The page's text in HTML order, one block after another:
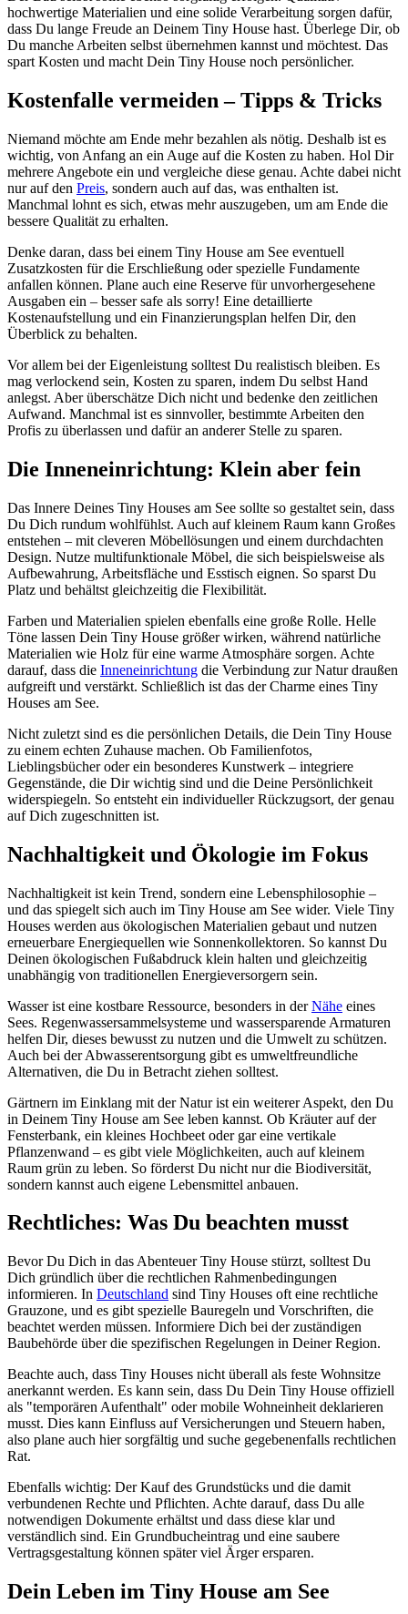
hochwertige Materialien und eine solide Verarbeitung sorgen dafür,
dass Du lange Freude an Deinem Tiny House hast. Überlege Dir, ob
Du manche Arbeiten selbst übernehmen kannst und möchtest. Das
spart Kosten und macht Dein Tiny House noch persönlicher.
Kostenfalle vermeiden – Tipps & Tricks
Niemand möchte am Ende mehr bezahlen als nötig. Deshalb ist es
wichtig, von Anfang an ein Auge auf die Kosten zu haben. Hol Dir
mehrere Angebote ein und vergleiche diese genau. Achte dabei nicht
nur auf den Preis, sondern auch auf das, was enthalten ist.
Manchmal lohnt es sich, etwas mehr auszugeben, um am Ende die
bessere Qualität zu erhalten.
Denke daran, dass bei einem Tiny House am See eventuell
Zusatzkosten für die Erschließung oder spezielle Fundamente
anfallen können. Plane auch eine Reserve für unvorhergesehene
Ausgaben ein – besser safe als sorry! Eine detaillierte
Kostenaufstellung und ein Finanzierungsplan helfen Dir, den
Überblick zu behalten.
Vor allem bei der Eigenleistung solltest Du realistisch bleiben. Es
mag verlockend sein, Kosten zu sparen, indem Du selbst Hand
anlegst. Aber überschätze Dich nicht und bedenke den zeitlichen
Aufwand. Manchmal ist es sinnvoller, bestimmte Arbeiten den
Profis zu überlassen und dafür an anderer Stelle zu sparen.
Die Inneneinrichtung: Klein aber fein
Das Innere Deines Tiny Houses am See sollte so gestaltet sein, dass
Du Dich rundum wohlfühlst. Auch auf kleinem Raum kann Großes
entstehen – mit cleveren Möbellösungen und einem durchdachten
Design. Nutze multifunktionale Möbel, die sich beispielsweise als
Aufbewahrung, Arbeitsfläche und Esstisch eignen. So sparst Du
Platz und behältst gleichzeitig die Flexibilität.
Farben und Materialien spielen ebenfalls eine große Rolle. Helle
Töne lassen Dein Tiny House größer wirken, während natürliche
Materialien wie Holz für eine warme Atmosphäre sorgen. Achte
darauf, dass die Inneneinrichtung die Verbindung zur Natur draußen
aufgreift und verstärkt. Schließlich ist das der Charme eines Tiny
Houses am See.
Nicht zuletzt sind es die persönlichen Details, die Dein Tiny House
zu einem echten Zuhause machen. Ob Familienfotos,
Lieblingsbücher oder ein besonderes Kunstwerk – integriere
Gegenstände, die Dir wichtig sind und die Deine Persönlichkeit
widerspiegeln. So entsteht ein individueller Rückzugsort, der genau
auf Dich zugeschnitten ist.
Nachhaltigkeit und Ökologie im Fokus
Nachhaltigkeit ist kein Trend, sondern eine Lebensphilosophie –
und das spiegelt sich auch im Tiny House am See wider. Viele Tiny
Houses werden aus ökologischen Materialien gebaut und nutzen
erneuerbare Energiequellen wie Sonnenkollektoren. So kannst Du
Deinen ökologischen Fußabdruck klein halten und gleichzeitig
unabhängig von traditionellen Energieversorgern sein.
Wasser ist eine kostbare Ressource, besonders in derNähe eines
Sees. Regenwassersammelsysteme und wassersparende Armaturen
helfen Dir, dieses bewusst zu nutzen und die Umwelt zu schützen.
Auch bei der Abwasserentsorgung gibt es umweltfreundliche
Alternativen, die Du in Betracht ziehen solltest.
Gärtnern im Einklang mit der Natur ist ein weiterer Aspekt, den Du
in Deinem Tiny House am See leben kannst. Ob Kräuter auf der
Fensterbank, ein kleines Hochbeet oder gar eine vertikale
Pflanzenwand – es gibt viele Möglichkeiten, auch auf kleinem
Raum grün zu leben. So förderst Du nicht nur die Biodiversität,
sondern kannst auch eigene Lebensmittel anbauen.
Rechtliches: Was Du beachten musst
Bevor Du Dich in das Abenteuer Tiny House stürzt, solltest Du
Dich gründlich über die rechtlichen Rahmenbedingungen
informieren. In Deutschland sind Tiny Houses oft eine rechtliche
Grauzone, und es gibt spezielle Bauregeln und Vorschriften, die
beachtet werden müssen. Informiere Dich bei der zuständigen
Baubehörde über die spezifischen Regelungen in Deiner Region.
Beachte auch, dass Tiny Houses nicht überall als feste Wohnsitze
anerkannt werden. Es kann sein, dass Du Dein Tiny House offiziell
als "temporären Aufenthalt" oder mobile Wohneinheit deklarieren
musst. Dies kann Einfluss auf Versicherungen und Steuern haben,
also plane auch hier sorgfältig und suche gegebenenfalls rechtlichen
Rat.
Ebenfalls wichtig: Der Kauf des Grundstücks und die damit
verbundenen Rechte und Pflichten. Achte darauf, dass Du alle
notwendigen Dokumente erhältst und dass diese klar und
verständlich sind. Ein Grundbucheintrag und eine saubere
Vertragsgestaltung können später viel Ärger ersparen.
Dein Leben im Tiny House am See